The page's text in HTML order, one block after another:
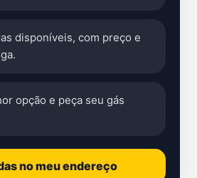
disponíveis, com preço e
opção e peça seu gás
no meu endereço